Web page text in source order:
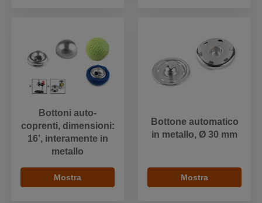
Bottoni auto-
coprenti, dimensioni:
16’, interamente in
metallo
Mostra
Bottone automatico
in metallo, Ø 30 mm
Mostra